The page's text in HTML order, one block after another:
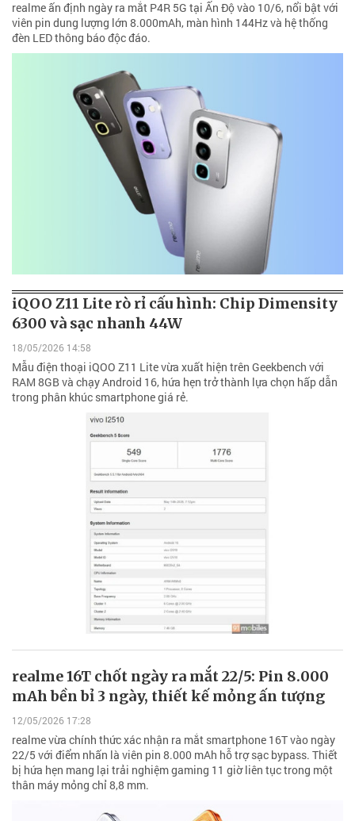
realme ấn định ngày ra mắt P4R 5G tại Ấn Độ vào 10/6, nổi bật với
viên pin dung lượng lớn 8.000mAh, màn hình 144Hz và hệ thống
đèn LED thông báo độc đáo.
iQOO Z11 Lite rò rỉ cấu hình: Chip Dimensity
6300 và sạc nhanh 44W
18/05/2026 14:58
Mẫu điện thoại iQOO Z11 Lite vừa xuất hiện trên Geekbench với
RAM 8GB và chạy Android 16, hứa hẹn trở thành lựa chọn hấp dẫn
trong phân khúc smartphone giá rẻ.
realme 16T chốt ngày ra mắt 22/5: Pin 8.000
mAh bền bỉ 3 ngày, thiết kế mỏng ấn tượng
12/05/2026 17:28
realme vừa chính thức xác nhận ra mắt smartphone 16T vào ngày
22/5 với điểm nhấn là viên pin 8.000 mAh hỗ trợ sạc bypass. Thiết
bị hứa hẹn mang lại trải nghiệm gaming 11 giờ liên tục trong một
thân máy mỏng chỉ 8,8 mm.